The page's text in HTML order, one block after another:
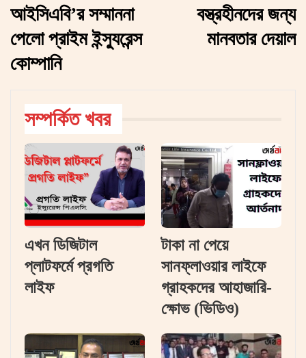
আইসিএবি’র সম্মাননা
পেলো প্রাইম ইন্স্যুরেন্স
কোম্পানি
বস্ত্রহীনদের জন্য
মানবতার দেয়াল
সম্পর্কিত খবর
এখন ডিজিটাল
প্লাটফর্মে প্রগতি
লাইফ
টাকা না পেয়ে
সানফ্লাওয়ার লাইফে
গ্রাহকদের আহাজারি-
ক্ষোভ (ভিডিও)